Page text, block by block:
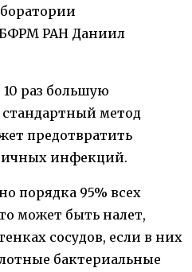
РАН Даниил
раз большую
стандартный метод
предотвратить
инфекций.
порядка 95% всех
может быть налет,
сосудов, если в них
бактериальные